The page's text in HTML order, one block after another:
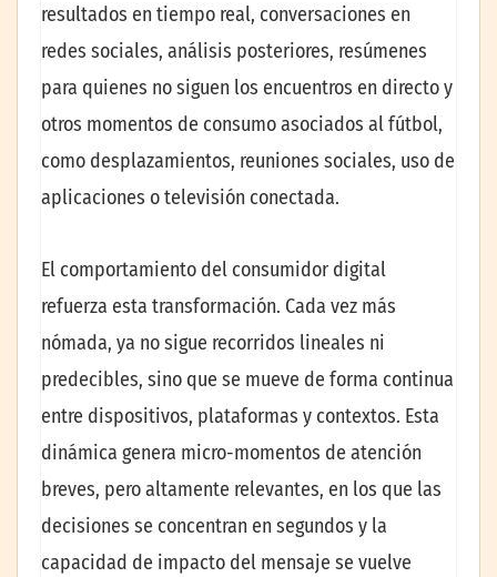
resultados en tiempo real, conversaciones en
redes sociales, análisis posteriores, resúmenes
para quienes no siguen los encuentros en directo y
otros momentos de consumo asociados al fútbol,
como desplazamientos, reuniones sociales, uso de
aplicaciones o televisión conectada.
El comportamiento del consumidor digital
refuerza esta transformación. Cada vez más
nómada, ya no sigue recorridos lineales ni
predecibles, sino que se mueve de forma continua
entre dispositivos, plataformas y contextos. Esta
dinámica genera micro-momentos de atención
breves, pero altamente relevantes, en los que las
decisiones se concentran en segundos y la
capacidad de impacto del mensaje se vuelve